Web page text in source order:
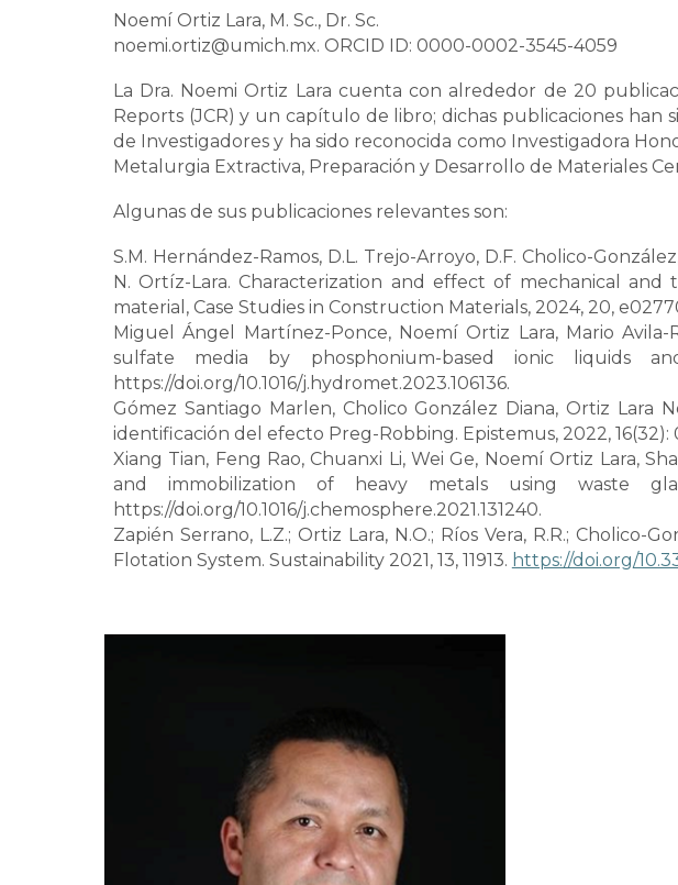
Noemí Ortiz Lara, M. Sc., Dr. Sc.
noemi.ortiz@umich.mx. ORCID ID: 0000-0002-3545-4059
La Dra. Noemi Ortiz Lara cuenta con alrededor de 20
Reports (JCR) y un capítulo de libro; dichas publicaciones han
de Investigadores y ha sido reconocida como Investigadora
Metalurgia Extractiva, Preparación y Desarrollo de Materiales
Algunas de sus publicaciones relevantes son:
S.M. Hernández-Ramos, D.L. Trejo-Arroyo, D.F. Cholico-
N. Ortíz-Lara. Characterization and effect of mechanical
material, Case Studies in Construction Materials, 2024, 20,
Miguel Ángel Martínez-Ponce, Noemí Ortiz Lara, Mario
sulfate media by phosphonium-based ionic liquids
https://doi.org/10.1016/j.hydromet.2023.106136.
Gómez Santiago Marlen, Cholico González Diana, Ortiz Lara
identificación del efecto Preg-Robbing. Epistemus, 2022, 16(32):
Xiang Tian, Feng Rao, Chuanxi Li, Wei Ge, Noemí Ortiz Lara,
and immobilization of heavy metals using waste
https://doi.org/10.1016/j.chemosphere.2021.131240.
Zapién Serrano, L.Z.; Ortiz Lara, N.O.; Ríos Vera, R.R.;
Flotation System. Sustainability 2021, 13, 11913. https://doi.org/